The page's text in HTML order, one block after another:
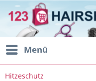
Menü
Hitzeschutz